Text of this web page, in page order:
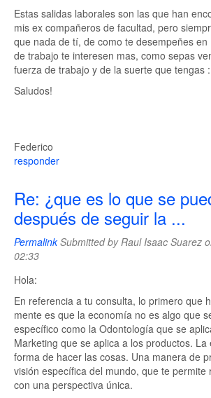
Estas salidas laborales son las que han
mis ex compañeros de facultad, pero
que nada de tí, de como te desempeñes
de trabajo te interesen mas, como sepas
fuerza de trabajo y de la suerte que tengas
Saludos!
Federico
responder
Re: ¿que es lo que se
después de seguir la ...
PermalinkSubmitted byRaul Isaac Suarez
02:33
Hola:
En referencia a tu consulta, lo primero que
mente es que la economía no es algo que
específico como la Odontología que se
Marketing que se aplica a los productos.
forma de hacer las cosas. Una manera de
visión específica del mundo, que te permite
con una perspectiva única.